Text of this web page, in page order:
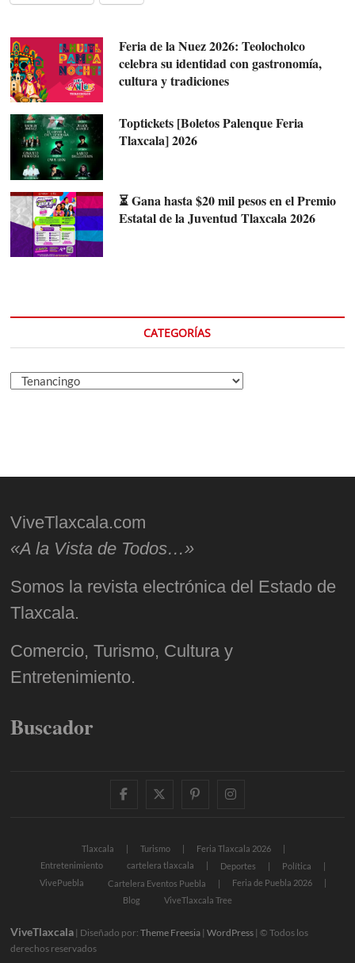
Feria de la Nuez 2026: Teolocholco
celebra su identidad con gastronomía,
cultura y tradiciones
Toptickets [Boletos Palenque Feria
Tlaxcala] 2026
⏳ Gana hasta $20 mil pesos en el Premio
Estatal de la Juventud Tlaxcala 2026
CATEGORÍAS
Categorías
ViveTlaxcala.com
«A la Vista de Todos…»
Somos la revista electrónica del Estado de
Tlaxcala.
Comercio, Turismo, Cultura y
Entretenimiento.
Buscador
facebooktwitter
pinterestinstagram
Tlaxcala Turismo
Feria Tlaxcala 2026
Entretenimiento
cartelera tlaxcala Deportes
Política
VivePuebla
Cartelera Eventos Puebla
Feria de Puebla 2026
Blog
ViveTlaxcala Tree
ViveTlaxcala | Diseñado por:Theme Freesia |WordPress | © Todos los
derechos reservados